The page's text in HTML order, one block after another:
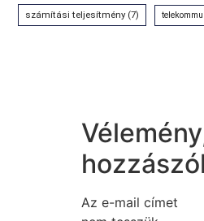
számítási teljesítmény(7)
Az e-mail címet